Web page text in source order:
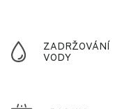
ZADRŽOVÁNÍ
VODY